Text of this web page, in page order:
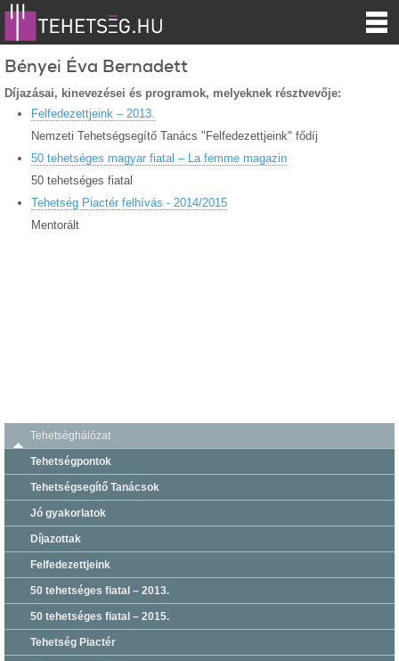
Bényei Éva Bernadett
Díjazásai, kinevezései és programok, melyeknek résztvevője:
Felfedezettjeink – 2013.
Nemzeti Tehetségsegítő Tanács "Felfedezettjeink" fődíj
50 tehetséges magyar fiatal – La femme magazin
50 tehetséges fiatal
Tehetség Piactér felhívás - 2014/2015
Mentorált
Tehetséghálózat
Tehetségpontok
Tehetségsegítő Tanácsok
Jó gyakorlatok
Díjazottak
Felfedezettjeink
50 tehetséges fiatal – 2013.
50 tehetséges fiatal – 2015.
Tehetség Piactér